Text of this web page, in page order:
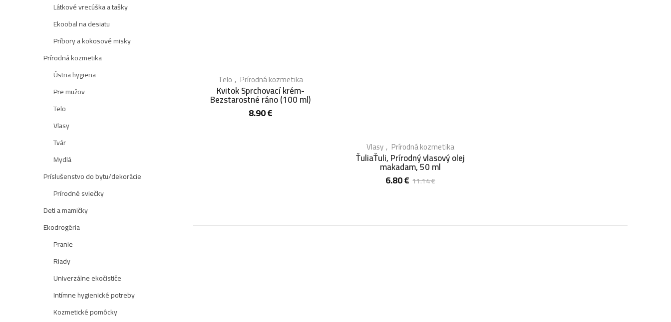
Telo Prírodná kozmetika
Kvitok Sprchovací krém-
Bezstarostné ráno (100 ml)
8.90€
Vlasy Prírodná kozmetika
ŤuliaŤuli, Prírodný vlasový olej
makadam, 50 ml
11.14€
6.80€
Látkové vrecúška a tašky
Ekoobal na desiatu
Príbory a kokosové misky
Prírodná kozmetika
Ústna hygiena
Pre mužov
Telo
Vlasy
Tvár
Mydlá
Príslušenstvo do bytu/dekorácie
Prírodné sviečky
Deti a mamičky
Ekodrogéria
Pranie
Riady
Univerzálne ekočističe
Intímne hygienické potreby
Kozmetické pomôcky